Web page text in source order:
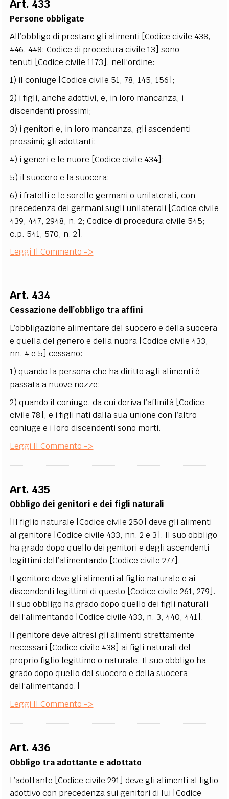
SOCIAL MEDIA
Art. 433
Persone obbligate
All’obbligo di prestare gli alimenti [Codice civile 438,
446, 448; Codice di procedura civile 13] sono
tenuti [Codice civile 1173], nell’ordine:
1) il coniuge [Codice civile 51, 78, 145, 156];
2) i figli, anche adottivi, e, in loro mancanza, i
discendenti prossimi;
3) i genitori e, in loro mancanza, gli ascendenti
prossimi; gli adottanti;
4) i generi e le nuore [Codice civile 434];
5) il suocero e la suocera;
6) i fratelli e le sorelle germani o unilaterali, con
precedenza dei germani sugli unilaterali [Codice civile
439, 447, 2948, n. 2; Codice di procedura civile 545;
c.p. 541, 570, n. 2].
Leggi Il Commento ->
Art. 434
Cessazione dell’obbligo tra affini
L’obbligazione alimentare del suocero e della suocera
e quella del genero e della nuora [Codice civile 433,
nn. 4 e 5] cessano:
1) quando la persona che ha diritto agli alimenti è
passata a nuove nozze;
2) quando il coniuge, da cui deriva l’affinità [Codice
civile 78], e i figli nati dalla sua unione con l’altro
coniuge e i loro discendenti sono morti.
Leggi Il Commento ->
Art. 435
Obbligo dei genitori e dei figli naturali
[Il figlio naturale [Codice civile 250] deve gli alimenti
al genitore [Codice civile 433, nn. 2 e 3]. Il suo obbligo
ha grado dopo quello dei genitori e degli ascendenti
legittimi dell’alimentando [Codice civile 277].
Il genitore deve gli alimenti al figlio naturale e ai
discendenti legittimi di questo [Codice civile 261, 279].
Il suo obbligo ha grado dopo quello dei figli naturali
dell’alimentando [Codice civile 433, n. 3, 440, 441].
Il genitore deve altresì gli alimenti strettamente
necessari [Codice civile 438] ai figli naturali del
proprio figlio legittimo o naturale. Il suo obbligo ha
grado dopo quello del suocero e della suocera
dell’alimentando.]
Leggi Il Commento ->
Art. 436
Obbligo tra adottante e adottato
L’adottante [Codice civile 291] deve gli alimenti al figlio
adottivo con precedenza sui genitori di lui [Codice